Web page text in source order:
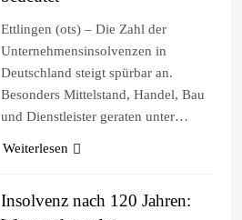
Ettlingen (ots) – Die Zahl der
Unternehmensinsolvenzen in
Deutschland steigt spürbar an.
Besonders Mittelstand, Handel, Bau
und Dienstleister geraten unter…
Weiterlesen
Insolvenz nach 120 Jahren: